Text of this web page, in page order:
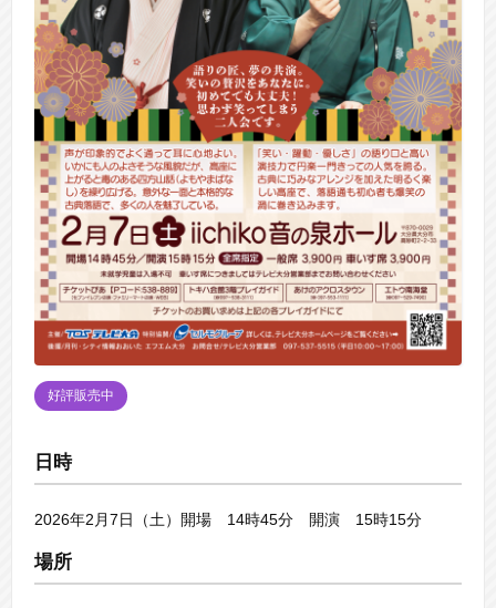
好評販売中
日時
2026年2月7日（土）開場 14時45分 開演 15時15分
場所